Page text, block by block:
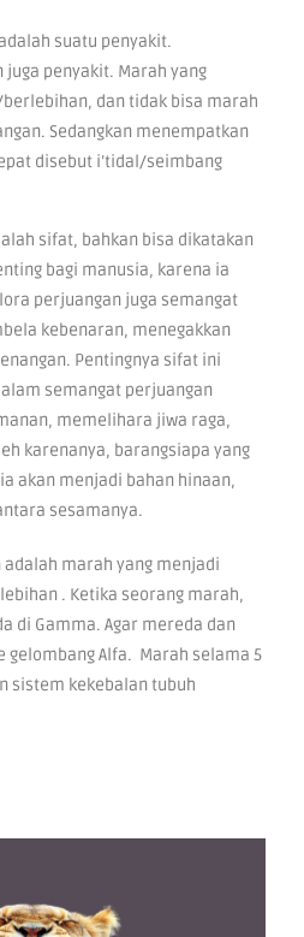
suatu penyakit.
penyakit. Marah yang
dan tidak bisa marah
Sedangkan menempatkan
disebut i’tidal/seimbang
sifat, bahkan bisa dikatakan
bagi manusia, karena ia
perjuangan juga semangat
kebenaran, menegakkan
Pentingnya sifat ini
semangat perjuangan
memelihara jiwa raga,
karenanya, barangsiapa yang
akan menjadi bahan hinaan,
sesamanya.
marah yang menjadi
. Ketika seorang marah,
di Gamma. Agar mereda dan
Alfa. Marah selama 5
sistem kekebalan tubuh